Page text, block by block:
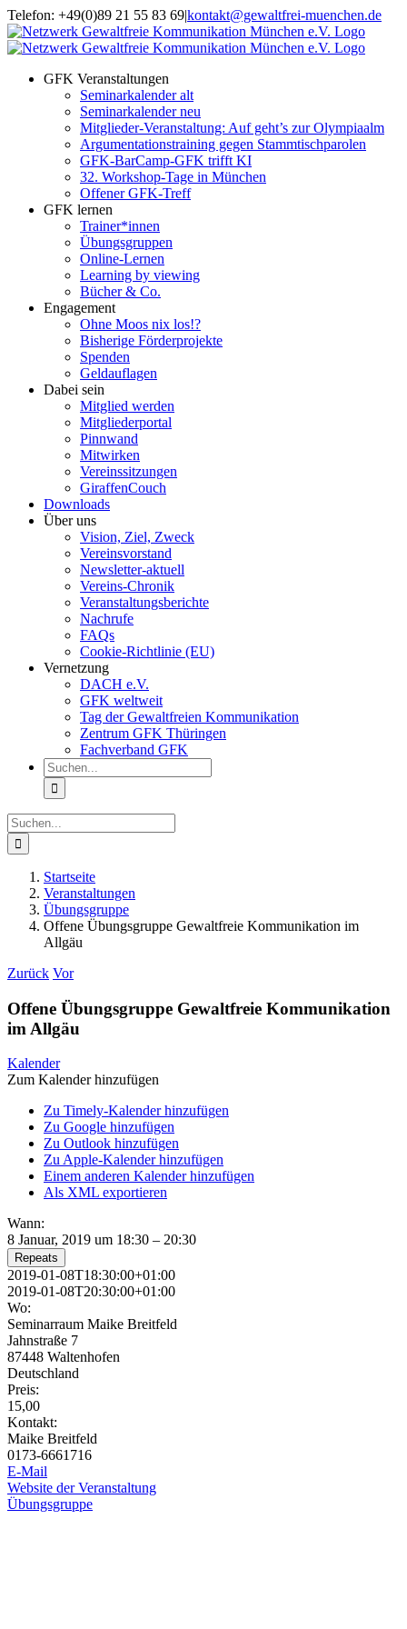
Zum
Inhalt
springen
Telefon: +49(0)89 21 55 83 69|kontakt@gewaltfrei-muenchen.de
Einloggen
Seminarkalender
Infos
zum
GFK Veranstaltungen
Seminarkalender alt
Seminarkalender neu
Mitglieder-Veranstaltung: Auf geht’s zur Olympiaalm
Argumentationstraining gegen Stammtischparolen
GFK-BarCamp-GFK trifft KI
32. Workshop-Tage in München
Offener GFK-Treff
GFK lernen
Trainer*innen
Übungsgruppen
Online-Lernen
Learning by viewing
Bücher & Co.
Engagement
Ohne Moos nix los!?
Bisherige Förderprojekte
Spenden
Geldauflagen
Dabei sein
Mitglied werden
Mitgliederportal
Pinnwand
Mitwirken
Vereinssitzungen
GiraffenCouch
Downloads
Über uns
Vision, Ziel, Zweck
Vereinsvorstand
Newsletter-aktuell
Vereins-Chronik
Veranstaltungsberichte
Nachrufe
FAQs
Cookie-Richtlinie (EU)
Vernetzung
DACH e.V.
GFK weltweit
Tag der Gewaltfreien Kommunikation
Zentrum GFK Thüringen
Fachverband GFK
Suche
nach:
Suche
nach:
Startseite
Veranstaltungen
Übungsgruppe
Offene Übungsgruppe Gewaltfreie Kommunikation im
Allgäu
Zurück Vor
Offene Übungsgruppe Gewaltfreie Kommunikation
im Allgäu
Kalender
Zum Kalender hinzufügen
Zu Timely-Kalender hinzufügen
Zu Google hinzufügen
Zu Outlook hinzufügen
Zu Apple-Kalender hinzufügen
Einem anderen Kalender hinzufügen
Als XML exportieren
Wann:
8 Januar, 2019 um 18:30 – 20:30
Repeats
2019-01-08T18:30:00+01:00
2019-01-08T20:30:00+01:00
Wo:
Seminarraum Maike Breitfeld
Jahnstraße 7
87448 Waltenhofen
Deutschland
Preis:
15,00
Kontakt:
Maike Breitfeld
0173-6661716
E-Mail
Website der Veranstaltung
Übungsgruppe